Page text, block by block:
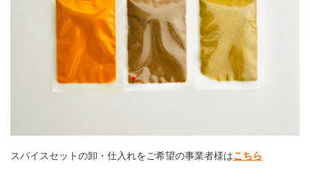
スパイスセットの卸・仕入れをご希望の事業者様はこちら